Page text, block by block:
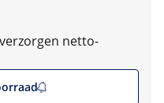
netto-